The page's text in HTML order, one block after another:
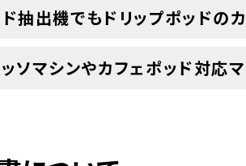
抽出機でもドリップポッドの
ソマシンやカフェポッド対応